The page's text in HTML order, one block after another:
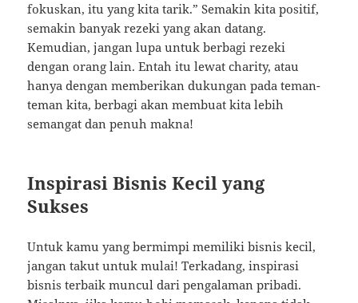
fokuskan, itu yang kita tarik.” Semakin kita positif,
semakin banyak rezeki yang akan datang.
Kemudian, jangan lupa untuk berbagi rezeki
dengan orang lain. Entah itu lewat charity, atau
hanya dengan memberikan dukungan pada teman-
teman kita, berbagi akan membuat kita lebih
semangat dan penuh makna!
Inspirasi Bisnis Kecil yang
Sukses
Untuk kamu yang bermimpi memiliki bisnis kecil,
jangan takut untuk mulai! Terkadang, inspirasi
bisnis terbaik muncul dari pengalaman pribadi.